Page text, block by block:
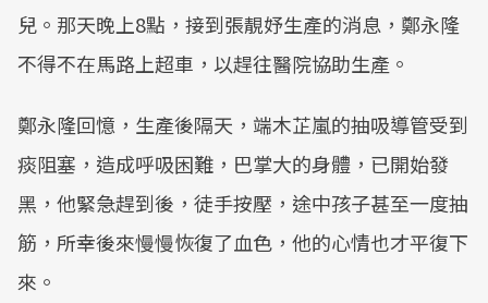
兒。那天晚上8點，接到張靚妤生產的消息，鄭永隆
不得不在馬路上超車，以趕往醫院協助生產。
鄭永隆回憶，生產後隔天，端木芷嵐的抽吸導管受到
痰阻塞，造成呼吸困難，巴掌大的身體，已開始發
黑，他緊急趕到後，徒手按壓，途中孩子甚至一度抽
筋，所幸後來慢慢恢復了血色，他的心情也才平復下
來。